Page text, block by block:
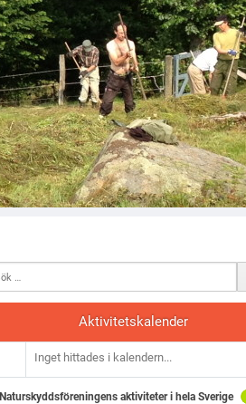
Aktivitetskalender
Inget hittades i kalendern...
Naturskyddsföreningens aktiviteter i hela Sverige